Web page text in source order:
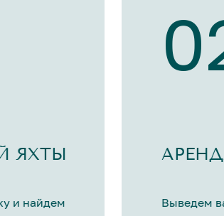
ЯХТЫ
и найдем
Выведем